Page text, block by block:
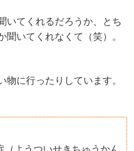
いてくれるだろうか、とち
聞いてくれなくて（笑）。
に行ったりしています。